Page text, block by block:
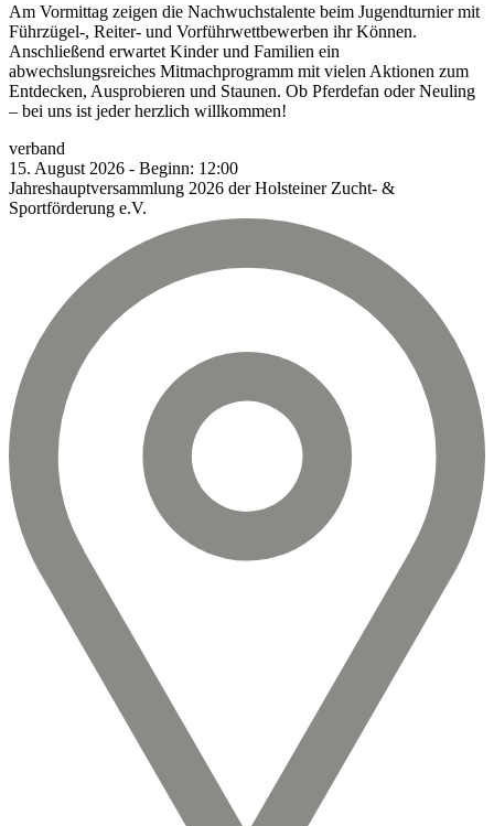
Am Vormittag zeigen die Nachwuchstalente beim Jugendturnier mit
Führzügel-, Reiter- und Vorführwettbewerben ihr Können.
Anschließend erwartet Kinder und Familien ein
abwechslungsreiches Mitmachprogramm mit vielen Aktionen zum
Entdecken, Ausprobieren und Staunen. Ob Pferdefan oder Neuling
– bei uns ist jeder herzlich willkommen!
verband
15. August 2026 - Beginn: 12:00
Jahreshauptversammlung 2026 der Holsteiner Zucht- &
Sportförderung e.V.